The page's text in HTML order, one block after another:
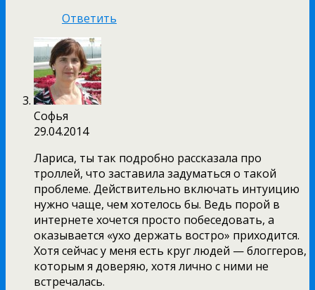
Ответить
Софья
29.04.2014
Лариса, ты так подробно рассказала про
троллей, что заставила задуматься о такой
проблеме. Действительно включать интуицию
нужно чаще, чем хотелось бы. Ведь порой в
интернете хочется просто побеседовать, а
оказывается «ухо держать востро» приходится.
Хотя сейчас у меня есть круг людей — блоггеров,
которым я доверяю, хотя лично с ними не
встречалась.